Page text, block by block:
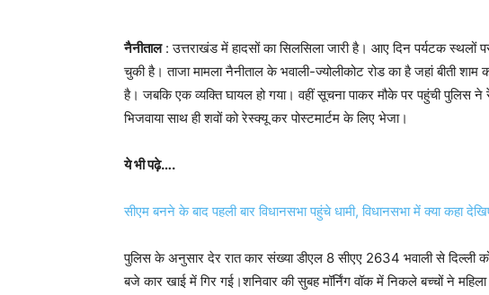
नैनीताल: उत्तराखंड में हादसों का सिलसिला जारी है। आए दिन पर्यटक स्थलों
चुकी है। ताजा मामला नैनीताल के भवाली-ज्योलीकोट रोड का है जहां बीती
है। जबकि एक व्यक्ति घायल हो गया। वहीं सूचना पाकर मौके पर पहुंची पुलिस
भिजवाया साथ ही शवों को रेस्क्यू कर पोस्टमार्टम के लिए भेजा।
ये भी पढ़े….
सीएम बनने के बाद पहली बार विधानसभा पहुंचे धामी, विधानसभा में क्या कहा
पुलिस के अनुसार देर रात कार संख्या डीएल 8 सीएए 2634 भवाली से दिल्ली
बजे कार खाई में गिर गई।शनिवार की सुबह मॉर्निंग वॉक में निकले बच्चों ने